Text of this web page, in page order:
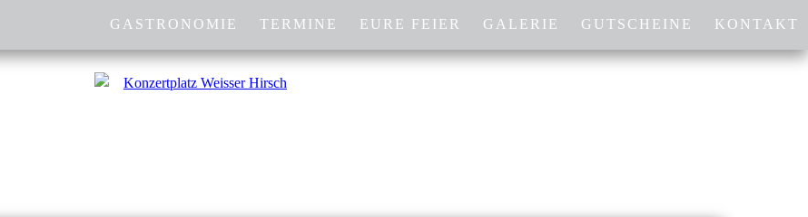
GASTRONOMIE TERMINE EURE FEIER GALERIE GUTSCHEINE KONTAKT